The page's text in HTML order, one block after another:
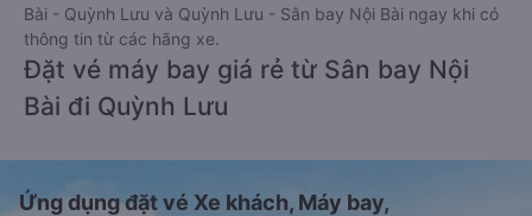
Bài - Quỳnh Lưu và Quỳnh Lưu - Sân bay Nội Bài ngay khi có
thông tin từ các hãng xe.
Đặt vé máy bay giá rẻ từ Sân bay Nội
Bài đi Quỳnh Lưu
Ứng dụng đặt vé Xe khách, Máy bay,